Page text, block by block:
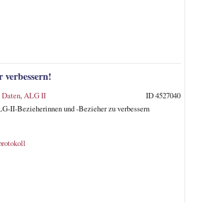
Daten,ALG II
ID 4527040
II-Bezieherinnen und -Bezieher zu verbessern